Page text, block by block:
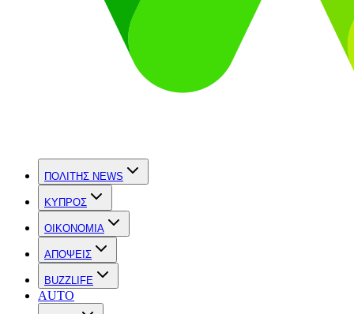
ΠΟΛΙΤΗΣ NEWS
ΚΥΠΡΟΣ
OIKONOMIA
ΑΠΟΨΕΙΣ
BUZZLIFE
AUTO